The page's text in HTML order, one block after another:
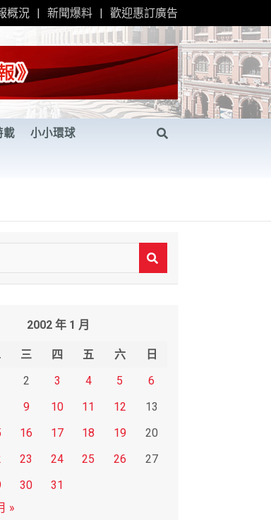
概況 新聞爆料 歡迎惠訂廣告
載 小小環球
2002 年 1 月
三 四 五 六
日
2 3 4 5
6
9 10 11 12
13
16 17 18 19
20
23 24 25 26
27
30
31
»